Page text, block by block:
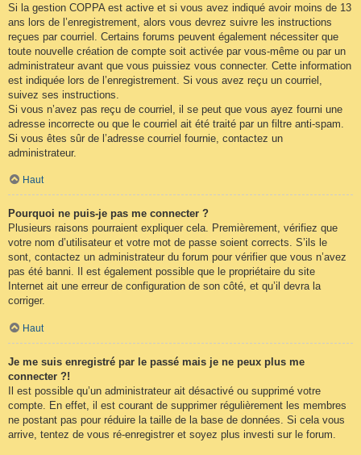
Si la gestion COPPA est active et si vous avez indiqué avoir moins de 13
ans lors de l’enregistrement, alors vous devrez suivre les instructions
reçues par courriel. Certains forums peuvent également nécessiter que
toute nouvelle création de compte soit activée par vous-même ou par un
administrateur avant que vous puissiez vous connecter. Cette information
est indiquée lors de l’enregistrement. Si vous avez reçu un courriel,
suivez ses instructions.
Si vous n’avez pas reçu de courriel, il se peut que vous ayez fourni une
adresse incorrecte ou que le courriel ait été traité par un filtre anti-spam.
Si vous êtes sûr de l’adresse courriel fournie, contactez un
administrateur.
Haut
Pourquoi ne puis-je pas me connecter ?
Plusieurs raisons pourraient expliquer cela. Premièrement, vérifiez que
votre nom d’utilisateur et votre mot de passe soient corrects. S’ils le
sont, contactez un administrateur du forum pour vérifier que vous n’avez
pas été banni. Il est également possible que le propriétaire du site
Internet ait une erreur de configuration de son côté, et qu’il devra la
corriger.
Haut
Je me suis enregistré par le passé mais je ne peux plus me
connecter ?!
Il est possible qu’un administrateur ait désactivé ou supprimé votre
compte. En effet, il est courant de supprimer régulièrement les membres
ne postant pas pour réduire la taille de la base de données. Si cela vous
arrive, tentez de vous ré-enregistrer et soyez plus investi sur le forum.